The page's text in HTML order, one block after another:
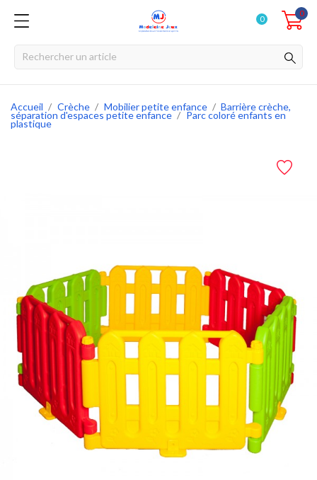
0
0
Accueil Crèche Mobilier petite enfance Barrière crèche,
séparation d'espaces petite enfance Parc coloré enfants en
plastique